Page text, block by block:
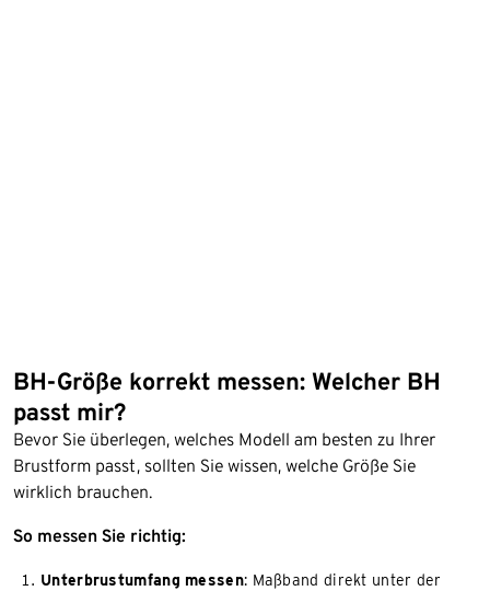
BH-Größe korrekt messen: Welcher BH
passt mir?
Bevor Sie überlegen, welches Modell am besten zu Ihrer
Brustform passt, sollten Sie wissen, welche Größe Sie
wirklich brauchen.
So messen Sie richtig:
Unterbrustumfang messen: Maßband direkt unter der